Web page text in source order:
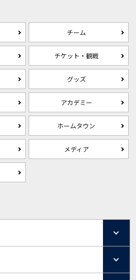
チーム
チケット・観戦
グッズ
アカデミー
ホームタウン
メディア